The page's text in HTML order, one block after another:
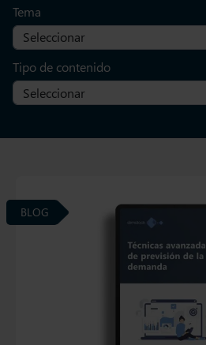
Tema
Tipo de contenido
BLOG